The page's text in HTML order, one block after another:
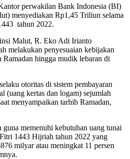
perwakilan Bank Indonesia (BI)
menyediakan Rp1,45 Triliun selama
tahun 2022.
Malut, R. Eko Adi Irianto
melakukan penyesuaian kebijakan
Ramadan hingga mudik lebaran di
otoritas di sistem pembayaran
(uang kertas dan logam) sejumlah
menyampaikan tarhib Ramadan,
memenuhi kebutuhan uang tunai
1443 Hijriah tahun 2022 yang
milyar atau meningkat 11 persen